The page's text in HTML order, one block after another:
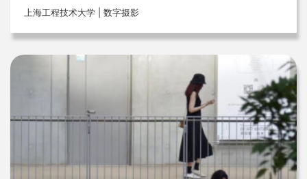
上海工程技术大学 | 数字摄影